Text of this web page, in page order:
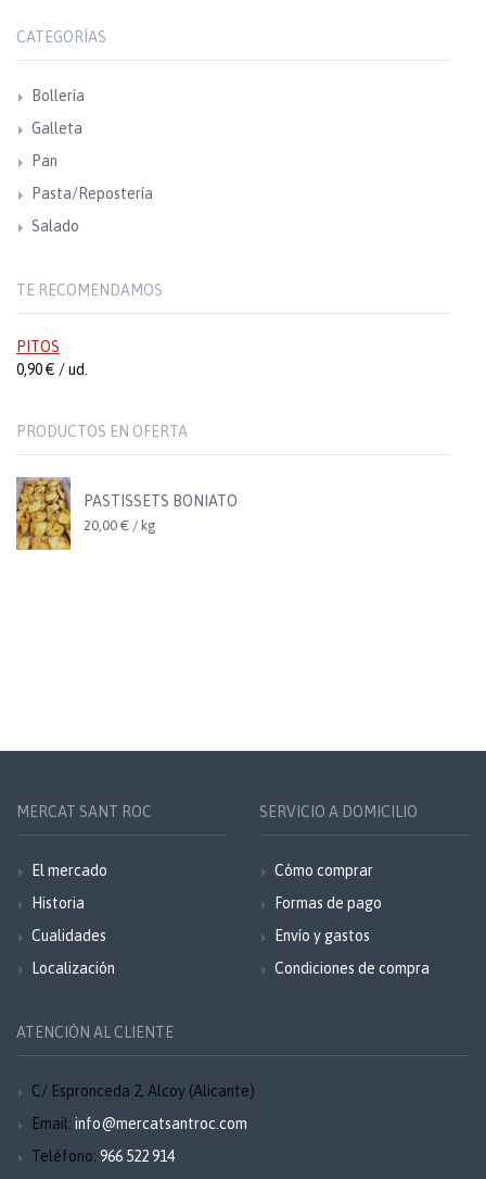
CATEGORÍAS
Bollería
Galleta
Pan
Pasta/Repostería
Salado
TE RECOMENDAMOS
PITOS
0,90 € / ud.
PRODUCTOS EN OFERTA
PASTISSETS BONIATO
20,00 € / kg
MERCAT SANT ROC
El mercado
Historia
Cualidades
Localización
SERVICIO A DOMICILIO
Cómo comprar
Formas de pago
Envío y gastos
Condiciones de compra
ATENCIÓN AL CLIENTE
C/ Espronceda 2, Alcoy (Alicante)
Email: info@mercatsantroc.com
Teléfono: 966 522 914